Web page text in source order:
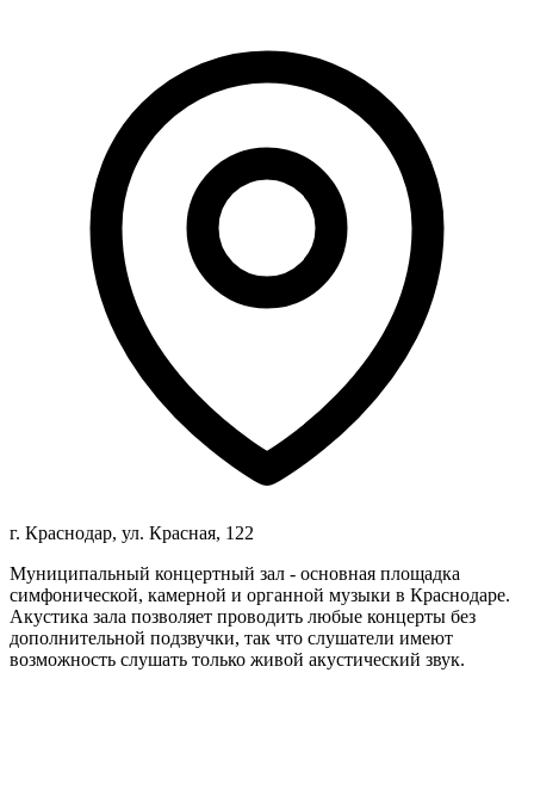
г. Краснодар, ул. Красная, 122
Муниципальный концертный зал - основная площадка
симфонической, камерной и органной музыки в Краснодаре.
Акустика зала позволяет проводить любые концерты без
дополнительной подзвучки, так что слушатели имеют
возможность слушать только живой акустический звук.